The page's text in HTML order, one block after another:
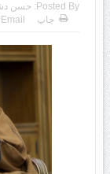
Posted By: حسن
چاپ
Email